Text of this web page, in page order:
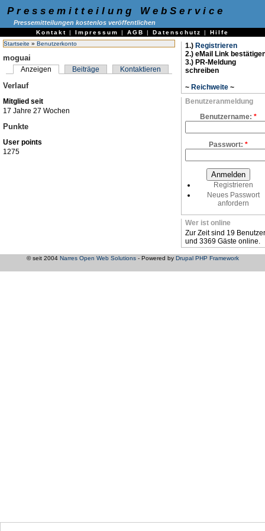
Pressemitteilung WebService
Pressemitteilungen kostenlos veröffentlichen
Kontakt | Impressum | AGB | Datenschutz | Hilfe
Startseite » Benutzerkonto
moguai
Anzeigen Beiträge Kontaktieren
Verlauf
Mitglied seit
17 Jahre 27 Wochen
Punkte
User points
1275
1.) Registrieren
2.) eMail Link
3.) PR-Meldung
schreiben
~ Reichweite ~
Benutzeranmeldung
Benutzername: *
Passwort: *
Registrieren
Neues Passwort
anfordern
Wer ist online
Zur Zeit sind 19 Benutzer
und 3369 Gäste online.
© seit 2004 Narres Open Web Solutions- Powered by Drupal PHP Framework